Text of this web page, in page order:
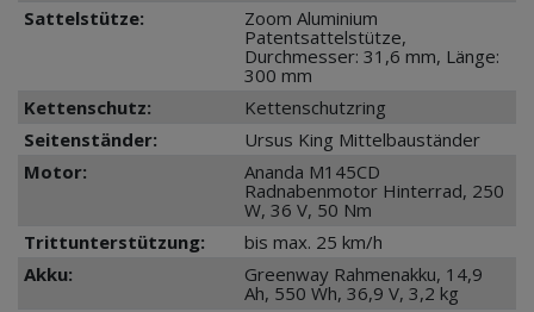
Sattelstütze:
Zoom Aluminium
Patentsattelstütze,
Durchmesser: 31,6 mm, Länge:
300 mm
Kettenschutz:
Kettenschutzring
Seitenständer:
Ursus King Mittelbauständer
Motor:
Ananda M145CD
Radnabenmotor Hinterrad, 250
W, 36 V, 50 Nm
Trittunterstützung:
bis max. 25 km/h
Akku:
Greenway Rahmenakku, 14,9
Ah, 550 Wh, 36,9 V, 3,2 kg